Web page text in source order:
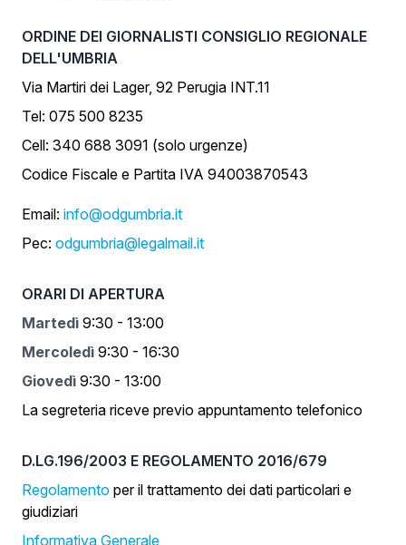
ORDINE DEI GIORNALISTI CONSIGLIO REGIONALE
DELL'UMBRIA
Via Martiri dei Lager, 92 Perugia INT.11
Tel: 075 500 8235
Cell: 340 688 3091 (solo urgenze)
Codice Fiscale e Partita IVA 94003870543
Email: info@odgumbria.it
Pec: odgumbria@legalmail.it
ORARI DI APERTURA
Martedì 9:30 - 13:00
Mercoledì 9:30 - 16:30
Giovedì 9:30 - 13:00
La segreteria riceve previo appuntamento telefonico
D.LG.196/2003 E REGOLAMENTO 2016/679
Regolamento per il trattamento dei dati particolari e
giudiziari
Informativa Generale